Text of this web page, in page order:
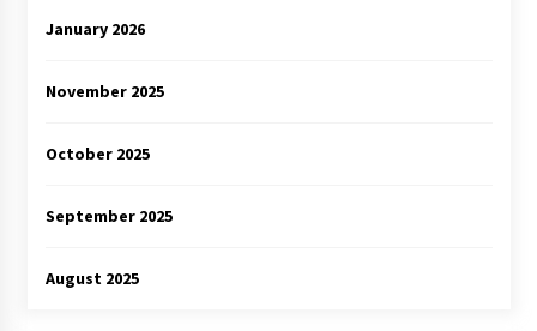
January 2026
November 2025
October 2025
September 2025
August 2025